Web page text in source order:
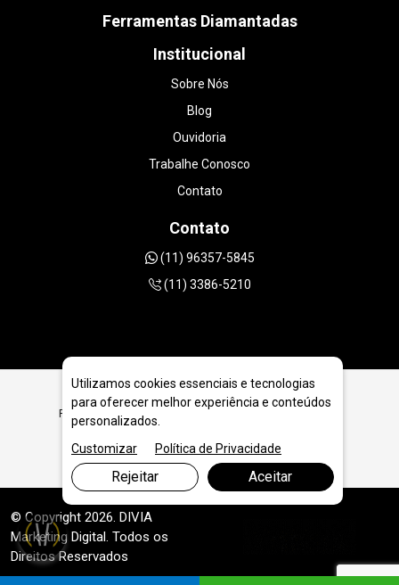
Ferramentas Diamantadas
Institucional
Sobre Nós
Blog
Ouvidoria
Trabalhe Conosco
Contato
Contato
(11) 96357-5845
(11) 3386-5210
Ferramentas Diamantadas para Pedreiras e Serrarias em
© Copyright 2026. DIVIA
Marketing Digital. Todos os
Direitos Reservados
Utilizamos cookies essenciais e tecnologias
para oferecer melhor experiência e conteúdos
personalizados.
Customizar
Política de Privacidade
Rejeitar Aceitar